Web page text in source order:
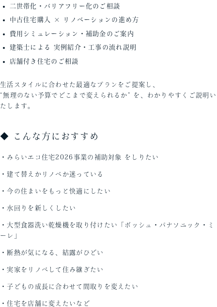
二世帯化・バリアフリー化のご相談
中古住宅購入 × リノベーションの進め方
費用シミュレーション・補助金のご案内
建築士による 実例紹介・工事の流れ説明
店舗付き住宅のご相談
生活スタイルに合わせた最適なプランをご提案し、
“無理のない予算でどこまで変えられるか” を、わかりやすくご説明い
たします。
◆ こんな方におすすめ
・みらいエコ住宅2026事業の補助対象 をしりたい
・建て替えかリノベか迷っている
・今の住まいをもっと快適にしたい
・水回りを新しくしたい
・大型食器洗い乾燥機を取り付けたい「ボッシュ・パナソニック・ミ
ーレ」
・断熱が気になる、結露がひどい
・実家をリノベして住み継ぎたい
・子どもの成長に合わせて間取りを変えたい
・住宅を店舗に変えたいなど